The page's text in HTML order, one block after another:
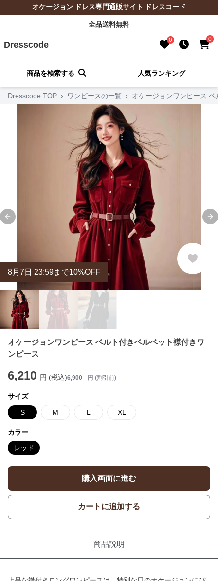
オケージョン ドレス専門通販サイト ドレスコード
全品送料無料
Dresscode 0 0
商品を検索する 人気ランキング
Dresscode TOP › ワンピースの一覧 › オケージョンワンピース
Previous slide
8月 7 日 23:59まで10%OFF
オケージョンワンピース ベルト付きベルベット襟付きワ
ンピース
6,210 円 (税込)6,900 円 (割引前)
サイズ
S M L XL
カラー
レッド
購入画面に進む
カートに追加する
商品説明